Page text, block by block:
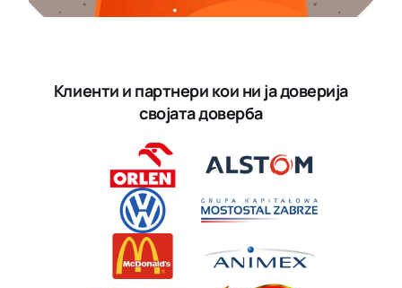
Клиенти и партнери кои ни ја доверија
својата доверба